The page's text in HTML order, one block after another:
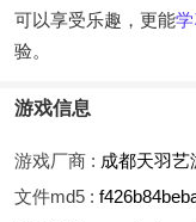
可以享受乐趣，更能学
验。
游戏信息
游戏厂商 : 成都天羽艺
文件md5 :